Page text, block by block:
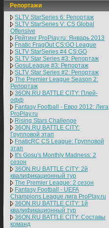
Репортажи
SLTV StarSeries 6: Репортаж
SLTV StarSeries V: CS Global
Offensive
Рейтинг ProPlay.ru: Январь 2013
Fnatic FragOut CS:GO League
SLTV StarSeries #4 CS:GO
SLTV Star Series #3: Репортаж
GosuLeague #3: Репортаж
SLTV Star Series #2: Репортаж
The Premier League Season 2:
Репортаж
36ON.RU BATTLE CITY: Плей-
офф
Fantasy Football - Евро 2012: Лига
ProPlay.ru
Rising Stars Challenge
36ON.RU BATTLE CITY:
Групповой этап
FnaticRC CS League: Групповой
этап
It's Gosu's Monthly Madness: 2
сезон
36ON.RU BATTLE CITY: 2й
квалификационный тур
The Premier League: 2 cезон
Fantasy Football - UEFA
Champions League лига ProPlay.ru
36ON.RU BATTLE CITY: 1й
квалификационный тур
36ON.RU BATTLE CITY: Составы
команд